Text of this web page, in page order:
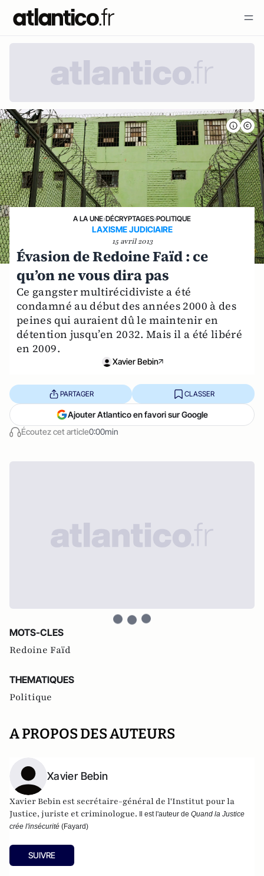
A LA UNE›DÉCRYPTAGES›POLITIQUE
LAXISME JUDICIAIRE
15 avril 2013
Évasion de Redoine Faïd : ce
qu’on ne vous dira pas
Ce gangster multirécidiviste a été
condamné au début des années 2000 à des
peines qui auraient dû le maintenir en
détention jusqu’en 2032. Mais il a été libéré
en 2009.
Xavier Bebin
Écoutez cet article0:00min
PARTAGER CLASSER
Ajouter Atlantico en favori sur Google
MOTS-CLES
Redoine Faïd
THEMATIQUES
Politique
A PROPOS DES AUTEURS
Xavier Bebin
Xavier Bebin est secrétaire-général de l'Institut pour la
Justice, juriste et criminologue. Il est l'auteur de Quand la Justice
crée l'insécurité (Fayard)
SUIVRE